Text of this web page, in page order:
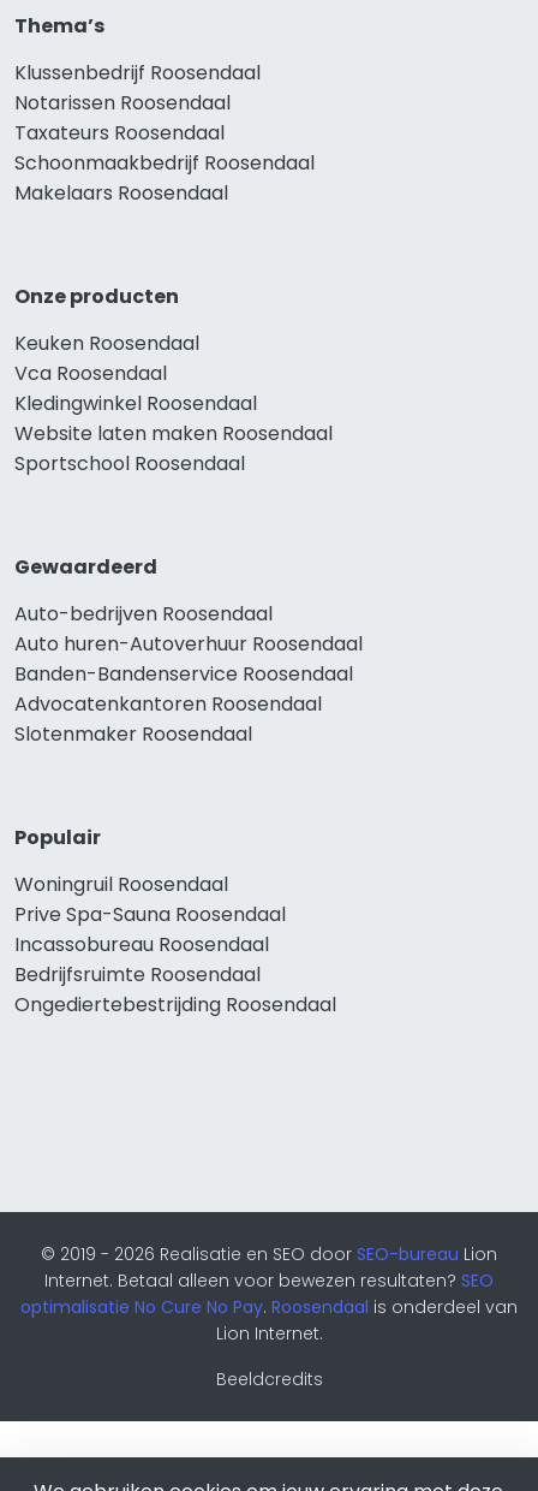
Thema’s
Klussenbedrijf Roosendaal
Notarissen Roosendaal
Taxateurs Roosendaal
Schoonmaakbedrijf Roosendaal
Makelaars Roosendaal
Onze producten
Keuken Roosendaal
Vca Roosendaal
Kledingwinkel Roosendaal
Website laten maken Roosendaal
Sportschool Roosendaal
Gewaardeerd
Auto-bedrijven Roosendaal
Auto huren-Autoverhuur Roosendaal
Banden-Bandenservice Roosendaal
Advocatenkantoren Roosendaal
Slotenmaker Roosendaal
Populair
Woningruil Roosendaal
Prive Spa-Sauna Roosendaal
Incassobureau Roosendaal
Bedrijfsruimte Roosendaal
Ongediertebestrijding Roosendaal
© 2019 - 2026 Realisatie en SEO door SEO-bureau Lion
Internet. Betaal alleen voor bewezen resultaten? SEO
optimalisatie No Cure No Pay. Roosendaal is onderdeel van
Lion Internet.
Beeldcredits